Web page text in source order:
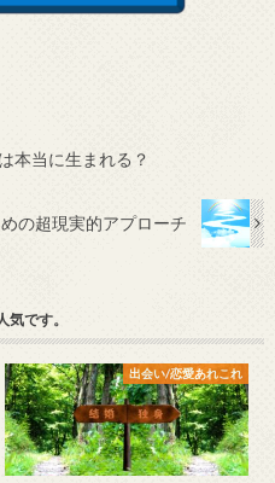
本当に生まれる？
の超現実的アプローチ
気です。
出会い/恋愛あれこれ